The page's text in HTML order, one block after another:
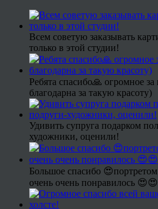
Всем советую заказывать
только в этой студии!
Ребята спасибо🙏 огромное
благодарна за такую красоту)
Удивить супруга подарком
художники, оценили!
Большое спасибо
очень очень понравилось 😍😍